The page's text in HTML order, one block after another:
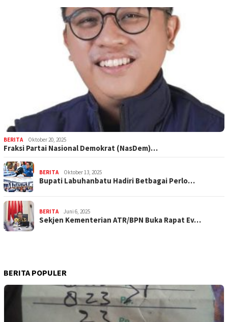
BERITA Oktober 20, 2025
Fraksi Partai Nasional Demokrat (NasDem)…
BERITA Oktober 13, 2025
Bupati Labuhanbatu Hadiri Betbagai Perlo…
BERITA Juni 6, 2025
Sekjen Kementerian ATR/BPN Buka Rapat Ev…
BERITA POPULER